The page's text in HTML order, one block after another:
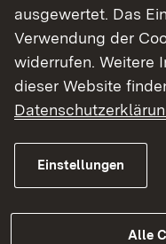
Mehr
Landkreis
Mehr
Main-
ausgewertet. Das
Verwendung der
widerrufen. Weitere
dieser Website
Einstellungen
Alle